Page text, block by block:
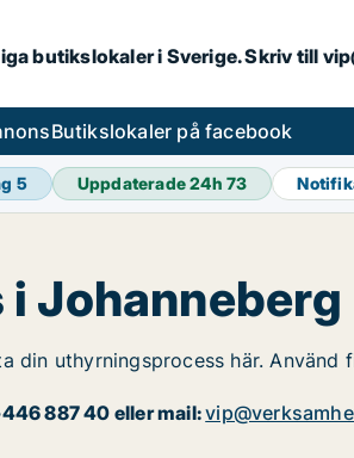
butikslokaler i Sverige. Skriv till
Butikslokaler på facebook
5 Uppdaterade 24h73
Johanneberg
din uthyrningsprocess här.
887 40 eller mail: